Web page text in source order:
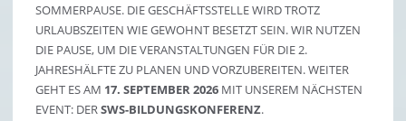
SOMMERPAUSE. DIE GESCHÄFTSSTELLE WIRD TROTZ
URLAUBSZEITEN WIE GEWOHNT BESETZT SEIN. WIR NUTZEN
DIE PAUSE, UM DIE VERANSTALTUNGEN FÜR DIE 2.
JAHRESHÄLFTE ZU PLANEN UND VORZUBEREITEN. WEITER
GEHT ES AM 17. SEPTEMBER 2026 MIT UNSEREM NÄCHSTEN
EVENT: DERSWS-BILDUNGSKONFERENZ.